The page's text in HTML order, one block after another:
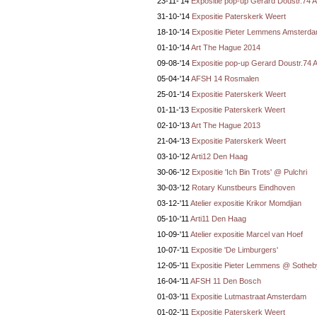
31-10-'14 Expositie Paterskerk Weert
18-10-'14 Expositie Pieter Lemmens
01-10-'14Art The Hague 2014
09-08-'14 Expositie pop-up Gerard Doustr.74
05-04-'14AFSH 14 Rosmalen
25-01-'14 Expositie Paterskerk Weert
01-11-'13 Expositie Paterskerk Weert
02-10-'13Art The Hague 2013
21-04-'13 Expositie Paterskerk Weert
03-10-'12Arti12 Den Haag
30-06-'12 Expositie 'Ich Bin Trots' @ Pulchri
30-03-'12 Rotary Kunstbeurs Eindhoven
03-12-'11 Atelier expositie Krikor Momdjian
05-10-'11 Arti11 Den Haag
10-09-'11 Atelier expositie Marcel van Hoef
10-07-'11 Expositie 'De Limburgers'
12-05-'11 Expositie Pieter Lemmens @
16-04-'11 AFSH 11 Den Bosch
01-03-'11 Expositie Lutmastraat Amsterdam
01-02-'11 Expositie Paterskerk Weert